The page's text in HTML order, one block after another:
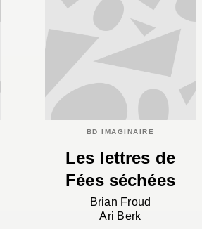
BD IMAGINAIRE
Les lettres de
Fées séchées
Brian Froud
Ari Berk